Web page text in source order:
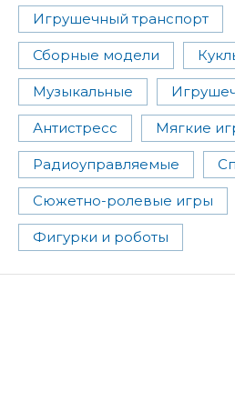
Игрушечный транспорт
Сборные модели
Музыкальные
Антистресс Мягкие
Радиоуправляемые
Сюжетно-ролевые игры
Фигурки и роботы